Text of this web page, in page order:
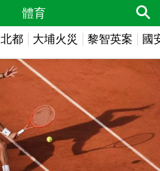
北都 大埔火災 黎智英案 國
體育